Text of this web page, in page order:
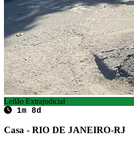
Leilão Extrajudicial
1m 8d
Casa - RIO DE JANEIRO-RJ